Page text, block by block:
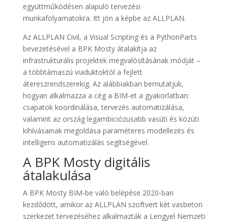
együttműködésen alapuló tervezési
munkafolyamatokra. Itt jön a képbe az ALLPLAN.
Az ALLPLAN Civil, a Visual Scripting és a PythonParts
bevezetésével a BPK Mosty átalakítja az
infrastrukturális projektek megvalósításának módját –
a többtámaszú viaduktoktól a fejlett
átereszrendszerekig. Az alábbiakban bemutatjuk,
hogyan alkalmazza a cég a BIM-et a gyakorlatban:
csapatok koordinálása, tervezés automatizálása,
valamint az ország legambiciózusabb vasúti és közúti
kihívásainak megoldása paraméteres modellezés és
intelligens automatizálás segítségével.
A BPK Mosty digitális
átalakulása
A BPK Mosty BIM-be való belépése 2020-ban
kezdődött, amikor az ALLPLAN szoftvert két vasbeton
szerkezet tervezéséhez alkalmazták a Lengyel Nemzeti